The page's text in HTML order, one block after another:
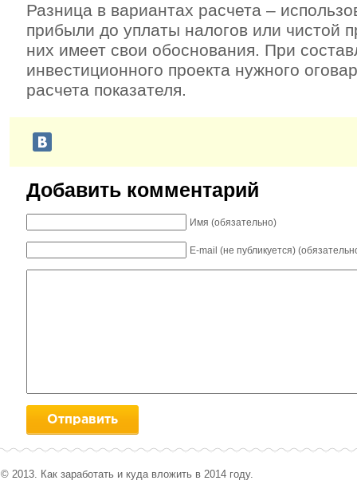
Разница в вариантах расчета –
прибыли до уплаты налогов или чистой
них имеет свои обоснования. При
инвестиционного проекта нужного
расчета показателя.
Добавить комментарий
Имя (обязательно)
E-mail (не публикуется)
© 2013. Как заработать и куда вложить в 2014 году.